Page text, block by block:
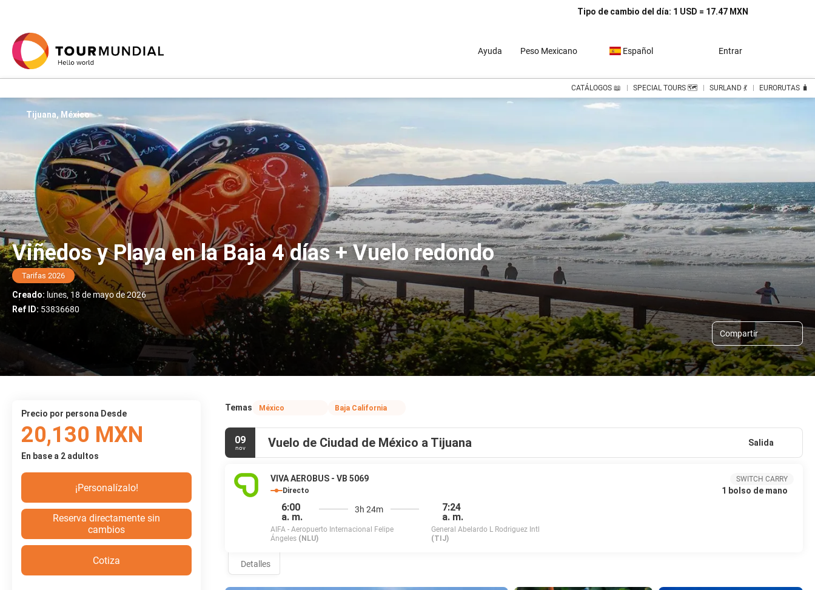
Tipo de cambio del día: 1 USD = 17.47 MXN
Ayuda Peso Mexicano Español Entrar
CATÁLOGOS 📖 SPECIAL TOURS 🗺️ SURLAND 💃 EURORUTAS 🧳
Viñedos y Playa en la Baja 4 días + Vuelo redondo
Tarifas 2026
Creado: lunes, 18 de mayo de 2026
Ref ID: 53836680
Compartir
Tijuana, México
Temas México Baja California
09
nov Vuelo de Ciudad de México a Tijuana Salida
VIVA AEROBUS - VB 5069
Directo
6:00
a. m.
AIFA - Aeropuerto Internacional Felipe
Ángeles (NLU)
3h 24m
7:24
a. m.
General Abelardo L Rodriguez Intl
(TIJ)
SWITCH CARRY
1 bolso de mano
Detalles
precio por persona Desde
20,130 MXN
En base a 2 adultos
¡Personalízalo!
Reserva directamente sin
cambios
Cotiza